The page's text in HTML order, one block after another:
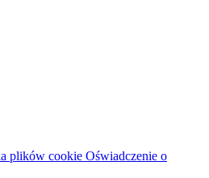
plików cookie Oświadczenie o